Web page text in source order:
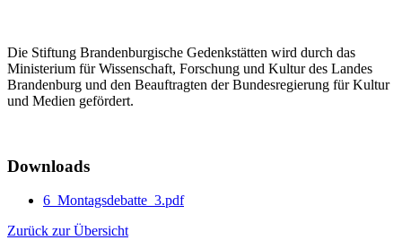
Die Stiftung Brandenburgische Gedenkstätten wird durch das
Ministerium für Wissenschaft, Forschung und Kultur des Landes
Brandenburg und den Beauftragten der Bundesregierung für Kultur
und Medien gefördert.
Downloads
6_Montagsdebatte_3.pdf
Zurück zur Übersicht